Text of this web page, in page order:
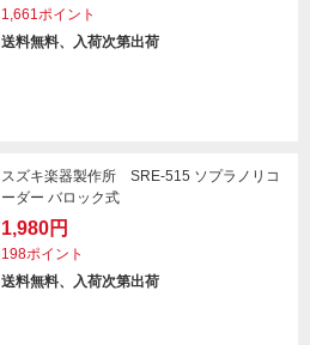
1,661ポイント
送料無料、入荷次第出荷
スズキ楽器製作所 SRE-515 ソプラノリコ
ーダー バロック式
1,980円
198ポイント
送料無料、入荷次第出荷